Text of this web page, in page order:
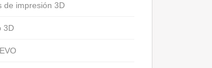
de impresión 3D
3D